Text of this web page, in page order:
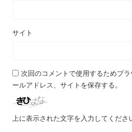
サイト
次回のコメントで使用するためブ
ールアドレス、サイトを保存する。
上に表示された文字を入力してくださ